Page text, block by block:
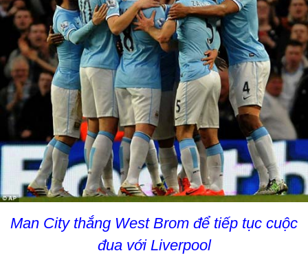
Man City thắng West Brom để tiếp tục cuộc
đua với Liverpool